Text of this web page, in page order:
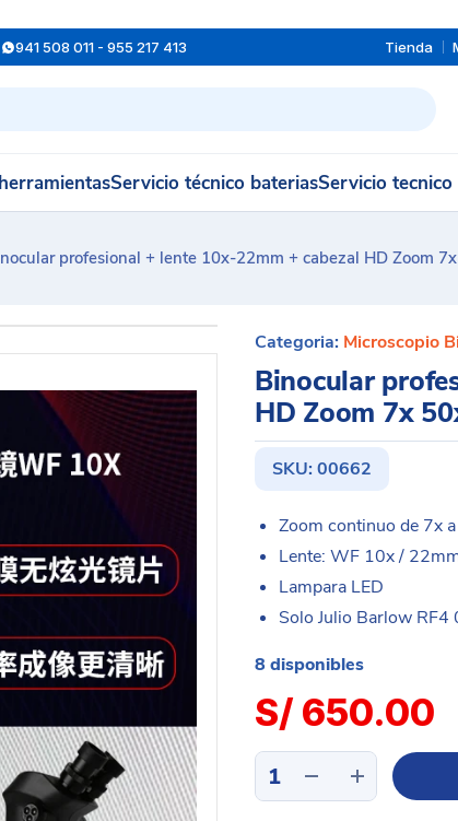
941 508 011 - 955 217 413 Tienda
Servicio técnico bateriasServicio
profesional + lente 10x-22mm + cabezal HD Zoom
Categoria: Microscopio
Binocular
HD Zoom 7x
SKU: 00662
Zoom continuo de 7x
Lente: WF 10x /
Lampara LED
Solo Julio Barlow RF4
8 disponibles
S/650.00
Binocular
profesional